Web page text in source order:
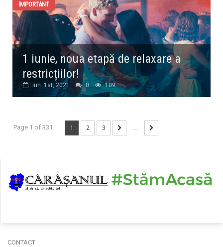
1 iunie, noua etapă de relaxare a
restricțiilor!
IMPORTANT
iun. 1st, 2021 0 109
Page 1 of 331 1 2 3 ...
CONTACT